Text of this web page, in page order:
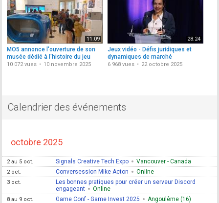
11:09
MO5 annonce l'ouverture de son
musée dédié à l'histoire du jeu
vidéo
10 072 vues 10 novembre 2025
28:24
Jeux vidéo - Défis juridiques et
dynamiques de marché
(conférence)
6 968 vues 22 octobre 2025
Calendrier des événements
octobre 2025
2 au 5 oct. Signals Creative Tech Expo Vancouver - Canada
2 oct. Conversession Mike Acton Online
3 oct.
Les bonnes pratiques pour créer un serveur Discord
engageant
Online
8 au 9 oct. Game Conf - Game Invest 2025 Angoulême (16)